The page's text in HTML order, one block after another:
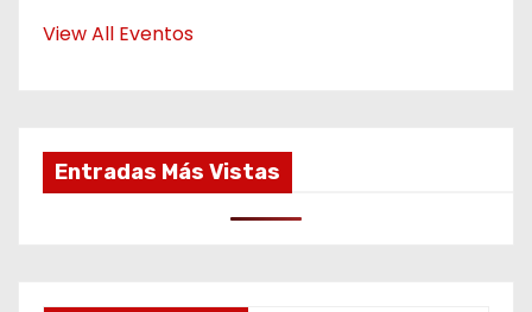
View All Eventos
Entradas Más Vistas